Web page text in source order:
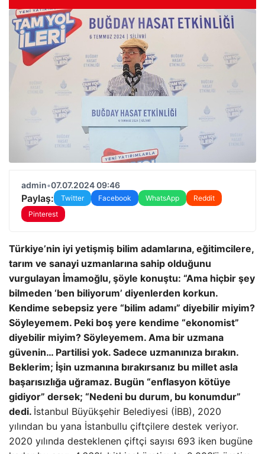
admin•07.07.2024 09:46
Paylaş: Twitter Facebook WhatsApp
Reddit
Pinterest
Türkiye’nin iyi yetişmiş bilim adamlarına, eğitimcilere,
tarım ve sanayi uzmanlarına sahip olduğunu
vurgulayan İmamoğlu, şöyle konuştu: “Ama hiçbir şey
bilmeden ‘ben biliyorum’ diyenlerden korkun.
Kendime sebepsiz yere “bilim adamı” diyebilir miyim?
Söyleyemem. Peki boş yere kendime “ekonomist”
diyebilir miyim? Söyleyemem. Ama bir uzmana
güvenin… Partilisi yok. Sadece uzmanınıza bırakın.
Beklerim; İşin uzmanına bırakırsanız bu millet asla
başarısızlığa uğramaz. Bugün “enflasyon kötüye
gidiyor” dersek; “Nedeni bu durum, bu konumdur”
dedi. İstanbul Büyükşehir Belediyesi (İBB), 2020
yılından bu yana İstanbullu çiftçilere destek veriyor.
2020 yılında desteklenen çiftçi sayısı 693 iken bugüne